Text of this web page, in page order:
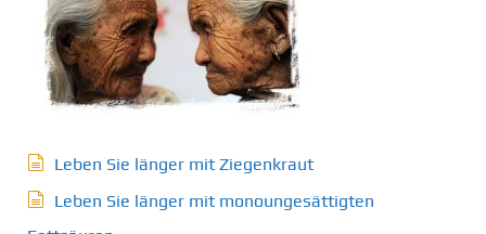
Leben Sie länger mit Ziegenkraut
Leben Sie länger mit monoungesättigten